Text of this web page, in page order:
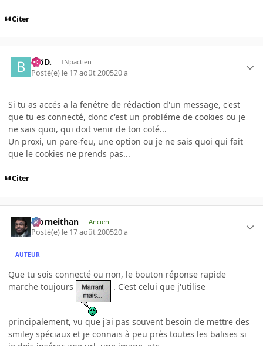
Citer
.BöD. INpactien
Posté(e) le 17 août 200520 a
Si tu as accés a la fenétre de rédaction d'un message, c'est
que tu es connecté, donc c'est un probléme de cookies ou je
ne sais quoi, qui doit venir de ton coté...
Un proxi, un pare-feu, une option ou je ne sais quoi qui fait
que le cookies ne prends pas...
Citer
Morneithan Ancien
Posté(e) le 17 août 200520 a
AUTEUR
Que tu sois connecté ou non, le bouton réponse rapide
marche toujours
. C'est celui que j'utilise
principalement, vu que j'ai pas souvent besoin de mettre des
smiley spéciaux et je connais à peu près toutes les balises si